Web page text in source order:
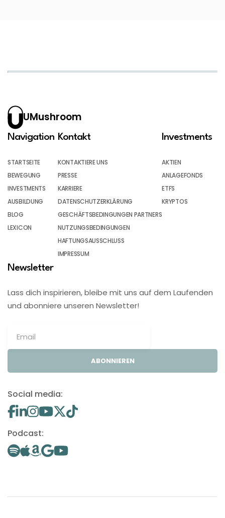
UMushroom
Navigation
STARTSEITE
BEWEGUNG
INVESTMENTS
AUSBILDUNG
BLOG
LEXICON
Kontakt
KONTAKTIERE UNS
PRESSE
KARRIERE
DATENSCHUTZERKLÄRUNG
GESCHÄFTSBEDINGUNGEN PARTNERS
NUTZUNGSBEDINGUNGEN
HAFTUNGSAUSSCHLUSS
IMPRESSUM
Investments
AKTIEN
ANLAGEFONDS
ETFS
KRYPTOS
Newsletter
Lass dich inspirieren, bleibe mit uns auf dem Laufenden
und abonniere unseren Newsletter!
ABONNIEREN
Social media:
Podcast: